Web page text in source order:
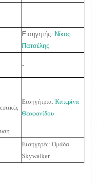
Εισηγητής: Νίκος
Πατσέλης
-
Εισηγήτρια: Κατερίνα
Θεοφανίδου
Εισηγητές: Ομάδα
Skywalker